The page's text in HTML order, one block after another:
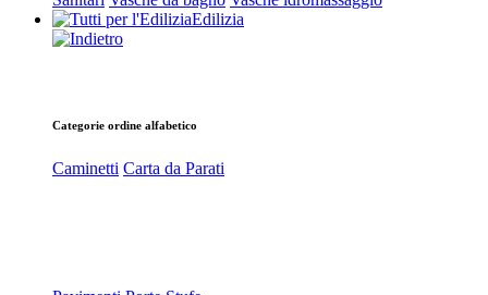
Edilizia
Categorie ordine alfabetico
Caminetti Carta da Parati